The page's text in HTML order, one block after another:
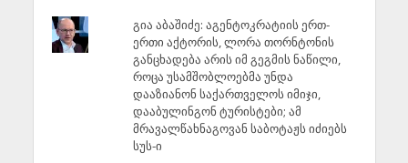
გია აბაშიძე: აგენტოკრატიის ერთ-
ერთი აქტორის, ლორა თორნტონის
განცხადება არის იმ გეგმის ნაწილი,
როცა უსამშობლოებმა უნდა
დააზიანონ საქართველოს იმიჯი,
დააბულინგონ ტურისტები; ამ
მრავალწახნაგოვან საბოტაჟს იძიებს
სუს-ი